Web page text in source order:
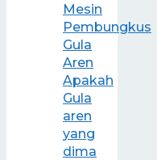
Mesin
Pembungkus
Gula
Aren
Apakah
Gula
aren
yang
dima